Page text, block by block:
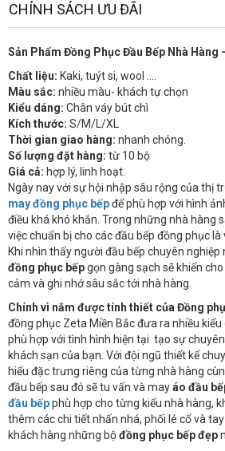
CHÍNH SÁCH ƯU ĐÃI
Sản Phẩm Đồng Phục Đầu Bếp Nhà Hàng
Chất liệu: Kaki, tuýt si, wool ….
Màu sắc: nhiều màu- khách tự chọn
Kiểu dáng: Chân váy bút chì
Kích thước: S/M/L/XL
Thời gian giao hàng: nhanh chóng.
Số lượng đặt hàng: từ 10 bộ
Giá cả: hợp lý, linh hoạt.
Ngày nay với sự hội nhập sâu rộng của thị
may đồng phục bếpđể phù hợp với hình
điều khá khó khắn. Trong những nhà hàng
việc chuẩn bị cho các đầu bếp đồng phục
Khi nhìn thấy người đầu bếp chuyên
đồng phục bếpgọn gàng sạch sẽ khiến
cảm và ghi nhớ sâu sắc tới nhà hàng.
Chính vì nắm đượctính thiết củaĐồng
đồng phục Zeta Miền Bắc đưa ra nhiều kiểu
phù hợp với tình hình hiện tại tạo sự
khách sạn của bạn. Với đội ngũ thiết kế
hiểu đặc trưng riêng của từng nhà hàng
đầu bếp sau đó sẽ tu vấn và mayáo đầu
đầu bếpphù hợp cho từng kiểu nhà hàng,
thêm các chi tiết nhấn nhá, phối lé cổ và
khách hàng những bộđồng phục bếp đẹp